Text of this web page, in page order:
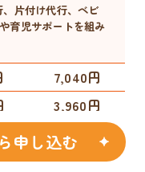
片付け代行、ベビ
育児サポートを組み
7,040円
3,960円
ッズシッターなど、
申し込む